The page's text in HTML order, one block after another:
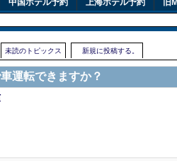
中国ホテル予約 上海ホテル予約 旧
未読のトピックス 新規に投稿する。
運転できますか？